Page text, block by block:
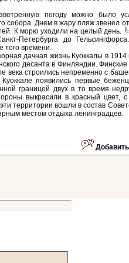
погоду можно было
собора. Днем в жару пляж звенел
К морю уходили на целый день.
Петербурга до
того времени.
дачная жизнь Куоккалы в
десанта в Финляндии.
века строились непременно с
появились первые
границей двух в то время
выкрасили в красный
территории вошли в состав
местом отдыха ленинградцев.